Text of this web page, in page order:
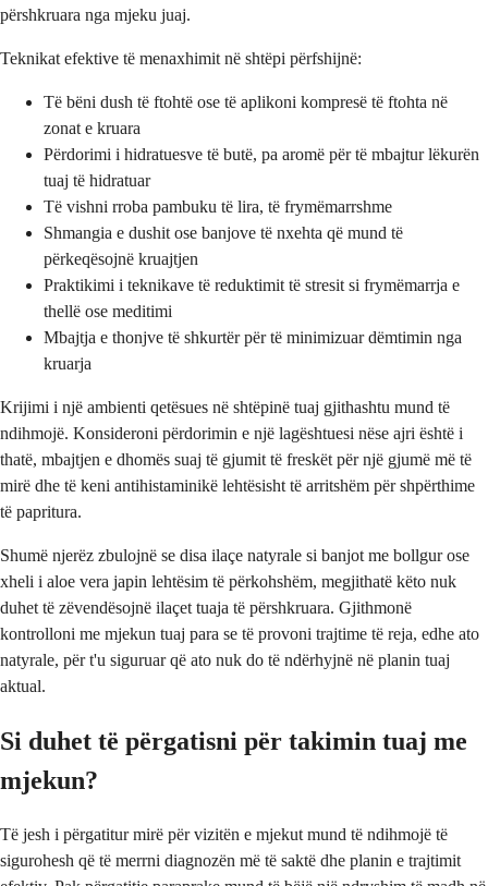
përshkruara nga mjeku juaj.
Teknikat efektive të menaxhimit në shtëpi përfshijnë:
Të bëni dush të ftohtë ose të aplikoni kompresë të ftohta në
zonat e kruara
Përdorimi i hidratuesve të butë, pa aromë për të mbajtur lëkurën
tuaj të hidratuar
Të vishni rroba pambuku të lira, të frymëmarrshme
Shmangia e dushit ose banjove të nxehta që mund të
përkeqësojnë kruajtjen
Praktikimi i teknikave të reduktimit të stresit si frymëmarrja e
thellë ose meditimi
Mbajtja e thonjve të shkurtër për të minimizuar dëmtimin nga
kruarja
Krijimi i një ambienti qetësues në shtëpinë tuaj gjithashtu mund të
ndihmojë. Konsideroni përdorimin e një lagështuesi nëse ajri është i
thatë, mbajtjen e dhomës suaj të gjumit të freskët për një gjumë më të
mirë dhe të keni antihistaminikë lehtësisht të arritshëm për shpërthime
të papritura.
Shumë njerëz zbulojnë se disa ilaçe natyrale si banjot me bollgur ose
xheli i aloe vera japin lehtësim të përkohshëm, megjithatë këto nuk
duhet të zëvendësojnë ilaçet tuaja të përshkruara. Gjithmonë
kontrolloni me mjekun tuaj para se të provoni trajtime të reja, edhe ato
natyrale, për t'u siguruar që ato nuk do të ndërhyjnë në planin tuaj
aktual.
Si duhet të përgatisni për takimin tuaj me
mjekun?
Të jesh i përgatitur mirë për vizitën e mjekut mund të ndihmojë të
sigurohesh që të merrni diagnozën më të saktë dhe planin e trajtimit